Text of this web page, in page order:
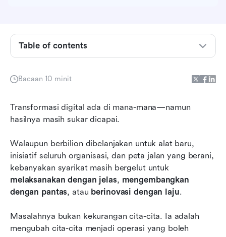
Bacaan 10 minit
Transformasi digital ada di mana-mana—namun
hasilnya masih sukar dicapai.
Walaupun berbilion dibelanjakan untuk alat baru,
inisiatif seluruh organisasi, dan peta jalan yang berani,
melaksanakan dengan jelas, mengembangkan
dengan pantas, atau berinovasi dengan laju.
Masalahnya bukan kekurangan cita-cita. Ia adalah
mengubah cita-cita menjadi operasi yang boleh
Table of contents
🤝 Bayangkan semula kerjasama
📈 Bayangkan semula pertumbuhan
Reimagine bukan kempen. Ia adalah satu
komitmen.